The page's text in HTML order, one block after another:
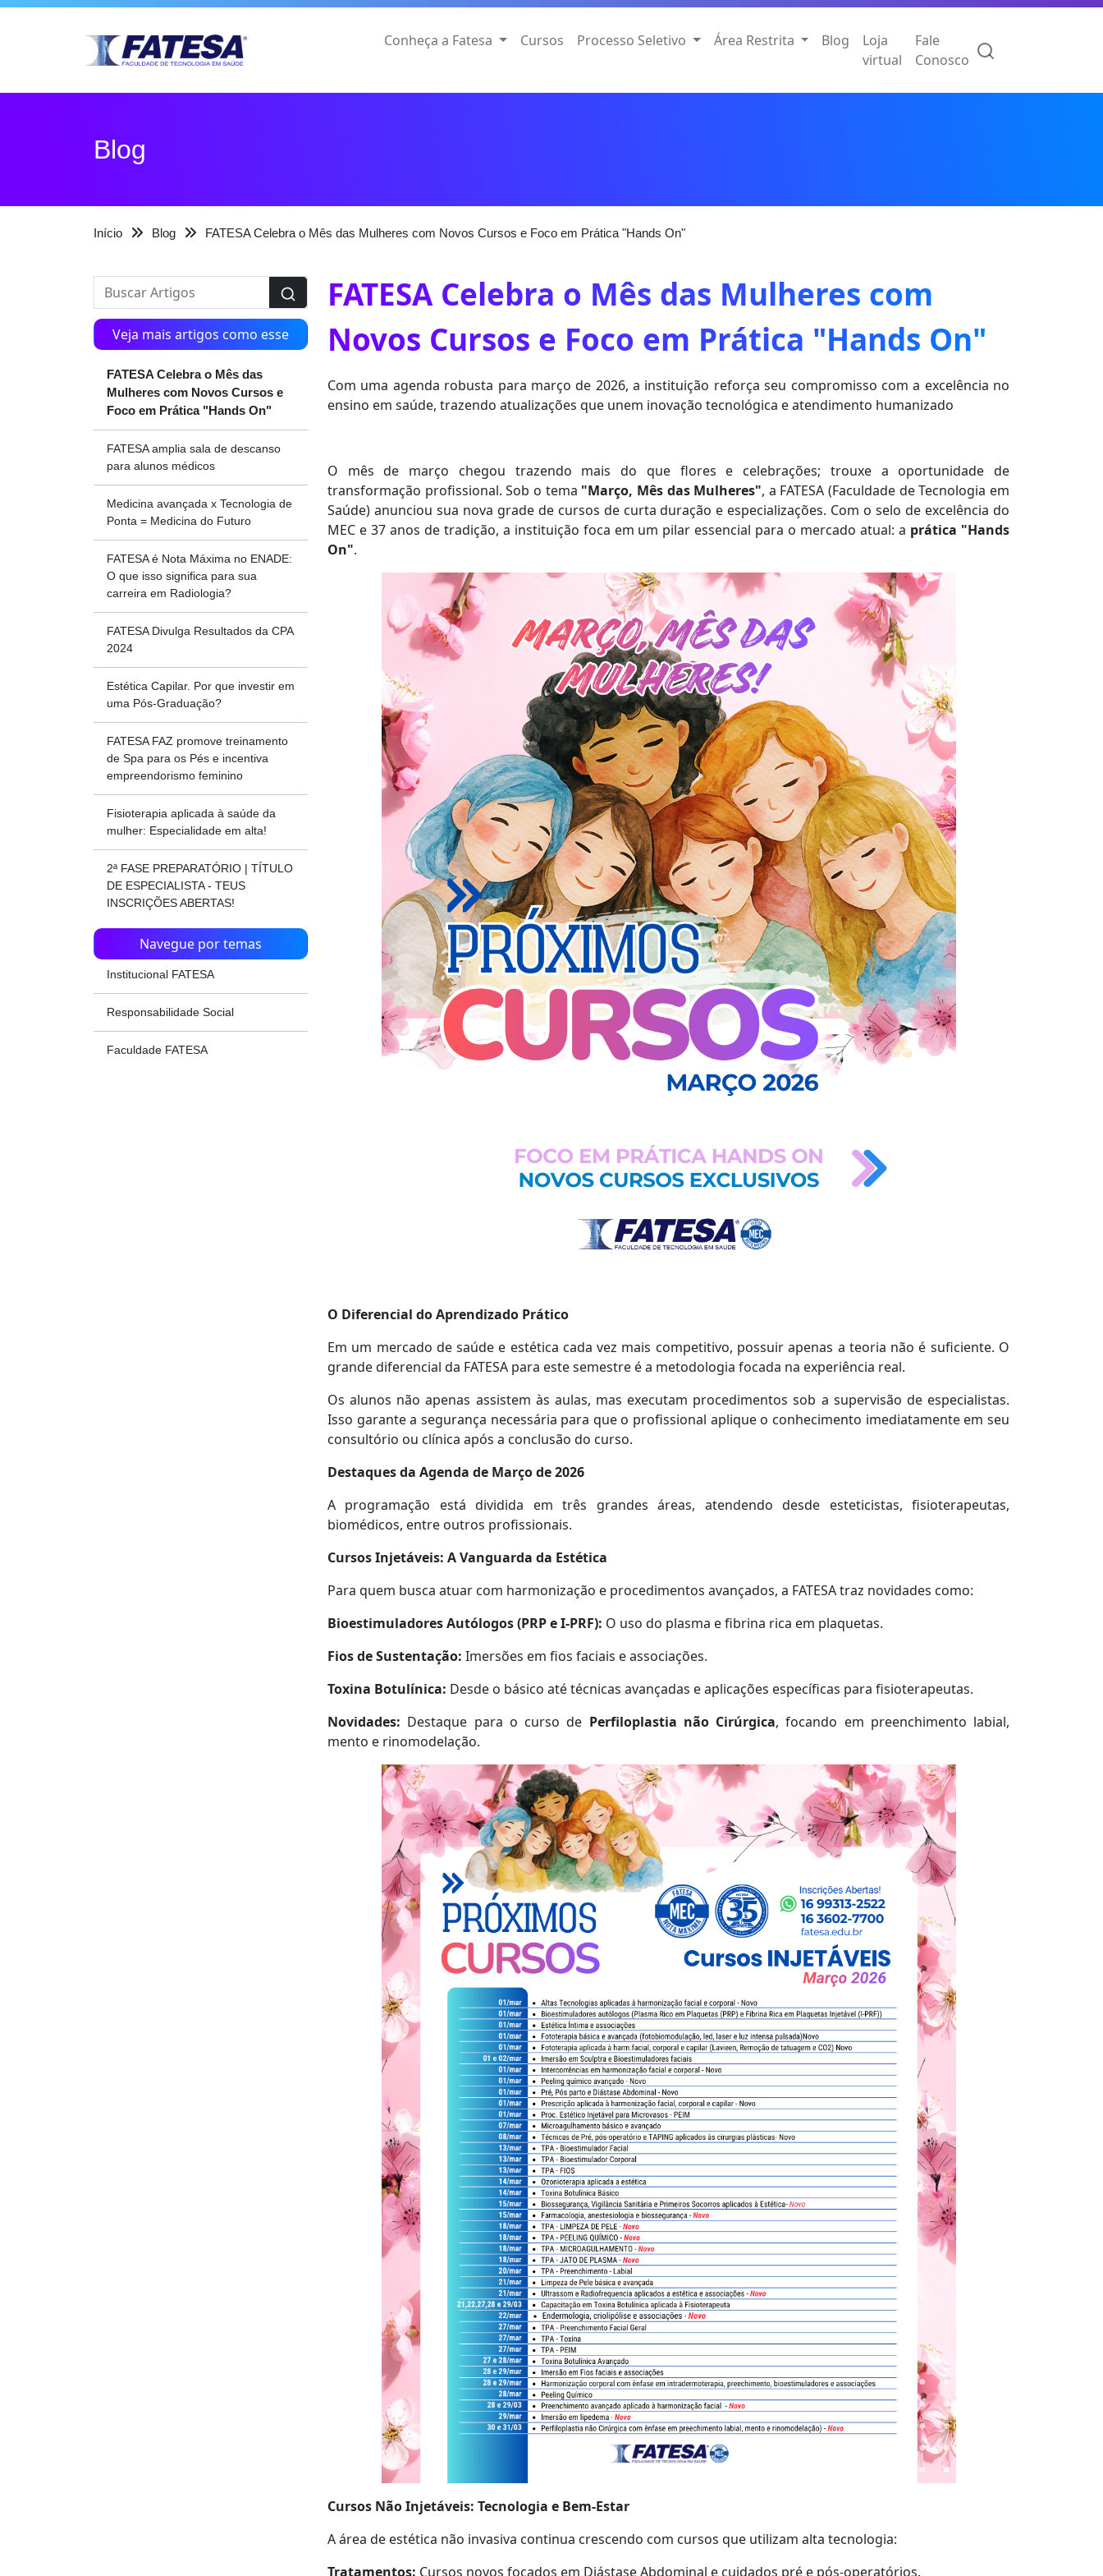
Conheça a Fatesa Cursos Processo Seletivo Área Restrita Blog
Loja
virtual
Fale
Conosco
Blog
Início Blog FATESA Celebra o Mês das Mulheres com Novos Cursos e Foco em Prática "Hands On"
Veja mais artigos como esse
FATESA Celebra o Mês das
Mulheres com Novos Cursos e
Foco em Prática "Hands On"
FATESA amplia sala de descanso
para alunos médicos
Medicina avançada x Tecnologia de
Ponta = Medicina do Futuro
FATESA é Nota Máxima no ENADE:
O que isso significa para sua
carreira em Radiologia?
FATESA Divulga Resultados da CPA
2024
Estética Capilar. Por que investir em
uma Pós-Graduação?
FATESA FAZ promove treinamento
de Spa para os Pés e incentiva
empreendorismo feminino
Fisioterapia aplicada à saúde da
mulher: Especialidade em alta!
2ª FASE PREPARATÓRIO | TÍTULO
DE ESPECIALISTA - TEUS
INSCRIÇÕES ABERTAS!
Navegue por temas
Institucional FATESA
Responsabilidade Social
Faculdade FATESA
FATESA Celebra o Mês das Mulheres com
Novos Cursos e Foco em Prática "Hands On"
Com uma agenda robusta para março de 2026, a instituição reforça seu compromisso com a excelência no
ensino em saúde, trazendo atualizações que unem inovação tecnológica e atendimento humanizado
O mês de março chegou trazendo mais do que flores e celebrações; trouxe a oportunidade de
transformação profissional. Sob o tema "Março, Mês das Mulheres", a FATESA (Faculdade de Tecnologia em
Saúde) anunciou sua nova grade de cursos de curta duração e especializações. Com o selo de excelência do
MEC e 37 anos de tradição, a instituição foca em um pilar essencial para o mercado atual: a prática "Hands
On".
O Diferencial do Aprendizado Prático
Em um mercado de saúde e estética cada vez mais competitivo, possuir apenas a teoria não é suficiente. O
grande diferencial da FATESA para este semestre é a metodologia focada na experiência real.
Os alunos não apenas assistem às aulas, mas executam procedimentos sob a supervisão de especialistas.
Isso garante a segurança necessária para que o profissional aplique o conhecimento imediatamente em seu
consultório ou clínica após a conclusão do curso.
Destaques da Agenda de Março de 2026
A programação está dividida em três grandes áreas, atendendo desde esteticistas, fisioterapeutas,
biomédicos, entre outros profissionais.
Cursos Injetáveis: A Vanguarda da Estética
Para quem busca atuar com harmonização e procedimentos avançados, a FATESA traz novidades como:
Bioestimuladores Autólogos (PRP e I-PRF): O uso do plasma e fibrina rica em plaquetas.
Fios de Sustentação: Imersões em fios faciais e associações.
Toxina Botulínica: Desde o básico até técnicas avançadas e aplicações específicas para fisioterapeutas.
Novidades: Destaque para o curso de Perfiloplastia não Cirúrgica, focando em preenchimento labial,
mento e rinomodelação.
Cursos Não Injetáveis: Tecnologia e Bem-Estar
A área de estética não invasiva continua crescendo com cursos que utilizam alta tecnologia:
Tratamentos: Cursos novos focados em Diástase Abdominal e cuidados pré e pós-operatórios.